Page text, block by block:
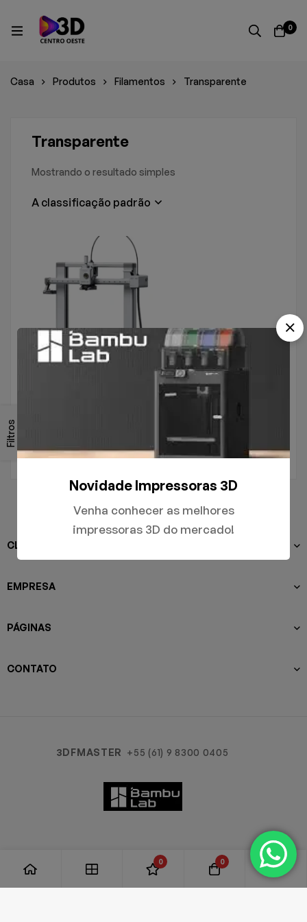
0
Casa Produtos Filamentos Transparente
Filtros
Transparente
Mostrando o resultado simples
A classificação padrão
CLIENTES
EMPRESA
PÁGINAS
CONTATO
3DFMASTER +55 (61) 9 8300 0405
Novidade Impressoras 3D
Venha conhecer as melhores
impressoras 3D do mercado!
0 0